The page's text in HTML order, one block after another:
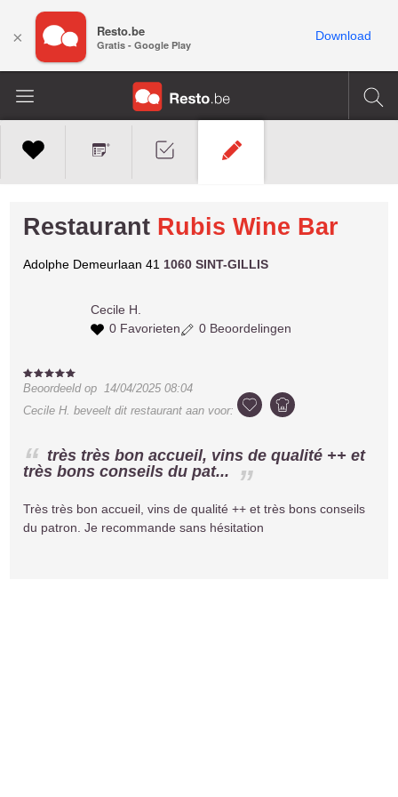
Restaurant Rubis Wine Bar
Adolphe Demeurlaan 41 1060 SINT-GILLIS
Cecile H.
0 Favorieten
0 Beoordelingen
Beoordeeld op14/04/2025 08:04
Cecile H. beveelt dit restaurant aan voor:
très très bon accueil, vins de qualité ++ et
très bons conseils du pat...
Très très bon accueil, vins de qualité ++ et très bons conseils
du patron. Je recommande sans hésitation
× Resto.be
Gratis - Google Play
Download